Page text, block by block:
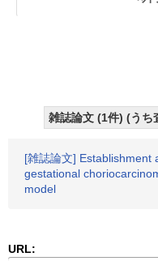
雑誌論文 (1件) (うち
[雑誌論文] Establishment
gestational
model
URL: